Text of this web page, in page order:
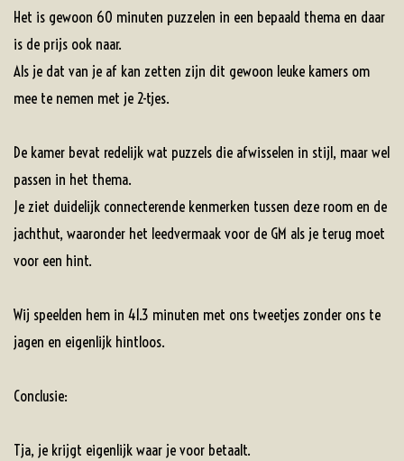
Het is gewoon 60 minuten puzzelen in een bepaald thema en daar
is de prijs ook naar.
Als je dat van je af kan zetten zijn dit gewoon leuke kamers om
mee te nemen met je 2-tjes.
De kamer bevat redelijk wat puzzels die afwisselen in stijl, maar wel
passen in het thema.
Je ziet duidelijk connecterende kenmerken tussen deze room en de
jachthut, waaronder het leedvermaak voor de GM als je terug moet
voor een hint.
Wij speelden hem in 41.3 minuten met ons tweetjes zonder ons te
jagen en eigenlijk hintloos.
Conclusie:
Tja, je krijgt eigenlijk waar je voor betaalt.